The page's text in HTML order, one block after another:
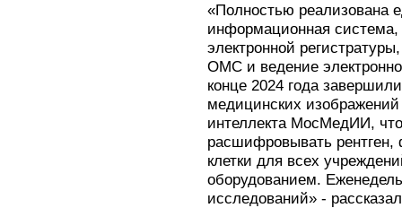
«Полностью реализована
информационная система,
электронной
ОМС и ведение
конце 2024 года
медицинских
интеллекта МосМедИИ,
расшифровывать
клетки для всех
оборудованием.
исследований» -